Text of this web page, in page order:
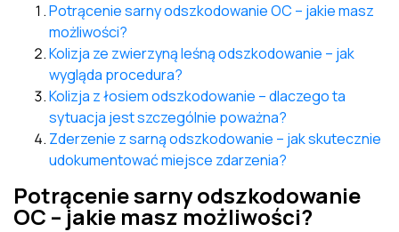
Potrącenie sarny odszkodowanie OC – jakie masz
możliwości?
Kolizja ze zwierzyną leśną odszkodowanie – jak
wygląda procedura?
Kolizja z łosiem odszkodowanie – dlaczego ta
sytuacja jest szczególnie poważna?
Zderzenie z sarną odszkodowanie – jak skutecznie
udokumentować miejsce zdarzenia?
Potrącenie sarny odszkodowanie
OC – jakie masz możliwości?